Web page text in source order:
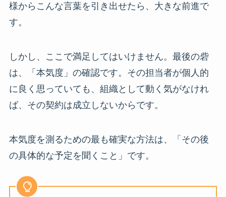
様からこんな言葉を引き出せたら、大きな前進で
す。
しかし、ここで満足してはいけません。最後の砦
は、「本気度」の確認です。その担当者が個人的
に良く思っていても、組織として動く気がなけれ
ば、その契約は成立しないからです。
本気度を測るための最も確実な方法は、「その後
の具体的な予定を聞くこと」です。